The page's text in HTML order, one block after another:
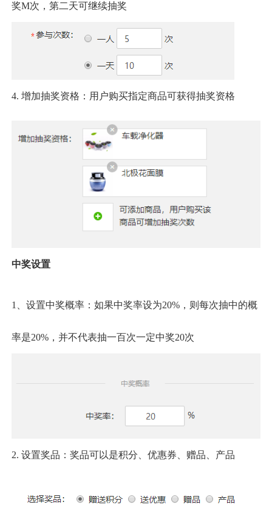
奖M次，第二天可继续抽奖
4. 增加抽奖资格：用户购买指定商品可获得抽奖资格
中奖设置
1、设置中奖概率：如果中奖率设为20%，则每次抽中的概
率是20%，并不代表抽一百次一定中奖20次
2. 设置奖品：奖品可以是积分、优惠券、赠品、产品